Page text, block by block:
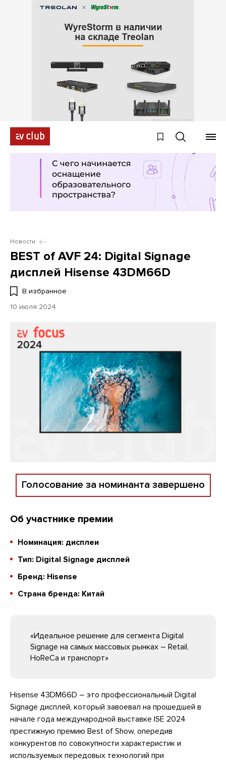
Новости
BEST of AVF 24: Digital Signage
дисплей Hisense 43DM66D
В избранное
10 июля 2024
Голосование за номинанта завершено
Об участнике премии
Номинация: дисплеи
Тип: Digital Signage дисплей
Бренд: Hisense
Страна бренда: Китай
«Идеальное решение для сегмента Digital
Signage на самых массовых рынках – Retail,
HoReCa и транспорт»
Hisense 43DM66D – это профессиональный Digital
Signage дисплей, который завоевал на прошедшей в
начале года международной выставке ISE 2024
престижную премию Best of Show, опередив
конкурентов по совокупности характеристик и
используемых передовых технологий при